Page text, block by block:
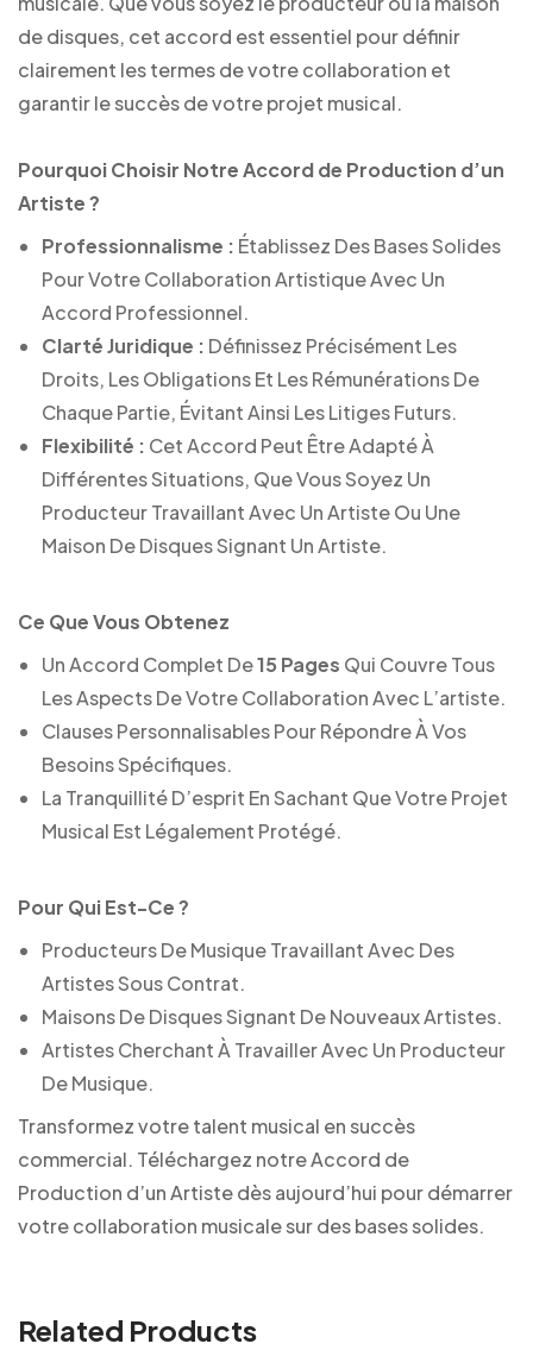
de disques, cet accord est essentiel pour définir
clairement les termes de votre collaboration et
garantir le succès de votre projet musical.
Pourquoi Choisir Notre Accord de Production d’un
Artiste ?
Professionnalisme : Établissez Des Bases Solides
Pour Votre Collaboration Artistique Avec Un
Accord Professionnel.
Clarté Juridique : Définissez Précisément Les
Droits, Les Obligations Et Les Rémunérations De
Chaque Partie, Évitant Ainsi Les Litiges Futurs.
Flexibilité : Cet Accord Peut Être Adapté À
Différentes Situations, Que Vous Soyez Un
Producteur Travaillant Avec Un Artiste Ou Une
Maison De Disques Signant Un Artiste.
Ce Que Vous Obtenez
Un Accord Complet De15 Pages Qui Couvre Tous
Les Aspects De Votre Collaboration Avec L’artiste.
Clauses Personnalisables Pour Répondre À Vos
Besoins Spécifiques.
La Tranquillité D’esprit En Sachant Que Votre Projet
Musical Est Légalement Protégé.
Pour Qui Est-Ce ?
Producteurs De Musique Travaillant Avec Des
Artistes Sous Contrat.
Maisons De Disques Signant De Nouveaux Artistes.
Artistes Cherchant À Travailler Avec Un Producteur
De Musique.
Transformez votre talent musical en succès
commercial. Téléchargez notre Accord de
Production d’un Artiste dès aujourd’hui pour démarrer
votre collaboration musicale sur des bases solides.
Related Products